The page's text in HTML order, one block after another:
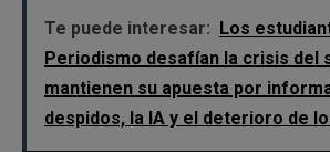
Te puede interesar: Los
Periodismo desafían la crisis del
mantienen su apuesta por
despidos, la IA y el deterioro de